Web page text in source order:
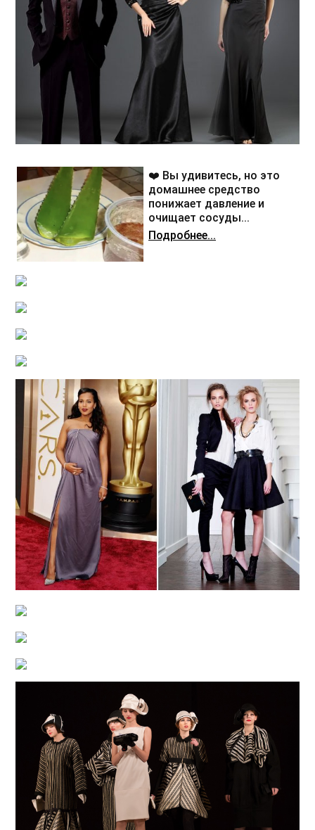
❤️ Вы удивитесь, но это
домашнее средство
понижает давление и
очищает сосуды...
Подробнее...